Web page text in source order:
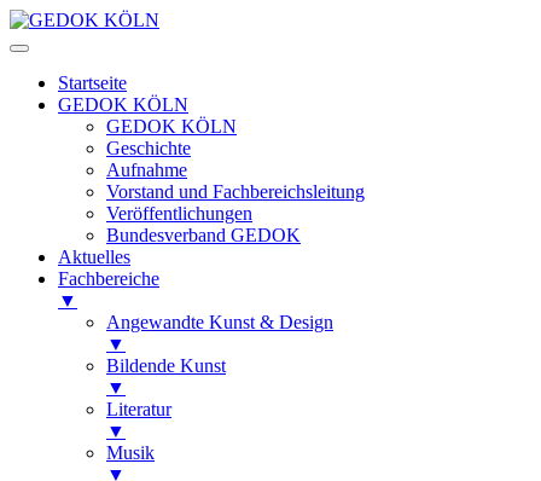
Startseite
GEDOK KÖLN
GEDOK KÖLN
Geschichte
Aufnahme
Vorstand und Fachbereichsleitung
Veröffentlichungen
Bundesverband GEDOK
Aktuelles
Fachbereiche
▼
Angewandte Kunst & Design
▼
Bildende Kunst
▼
Literatur
▼
Musik
▼